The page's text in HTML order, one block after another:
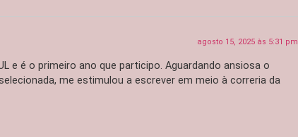
agosto 15, 2025 às 5:31 pm
e é o primeiro ano que participo. Aguardando ansiosa o
me estimulou a escrever em meio à correria da